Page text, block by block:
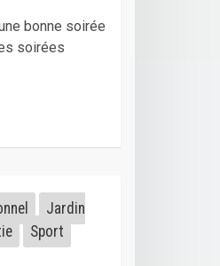
bonne soirée
soirées
Jardin
Sport